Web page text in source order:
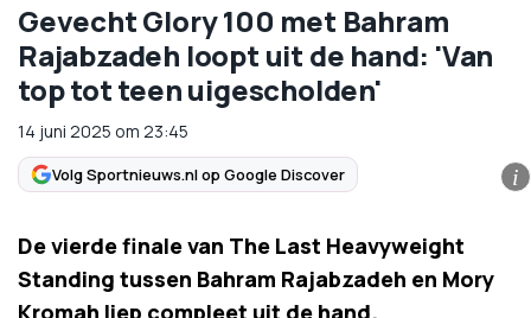
Gevecht Glory 100 met Bahram
Rajabzadeh loopt uit de hand: 'Van
top tot teen uigescholden'
14 juni 2025 om 23:45
Volg Sportnieuws.nl op Google Discover i
De vierde finale van The Last Heavyweight
Standing tussen Bahram Rajabzadeh en Mory
Kromah liep compleet uit de hand.